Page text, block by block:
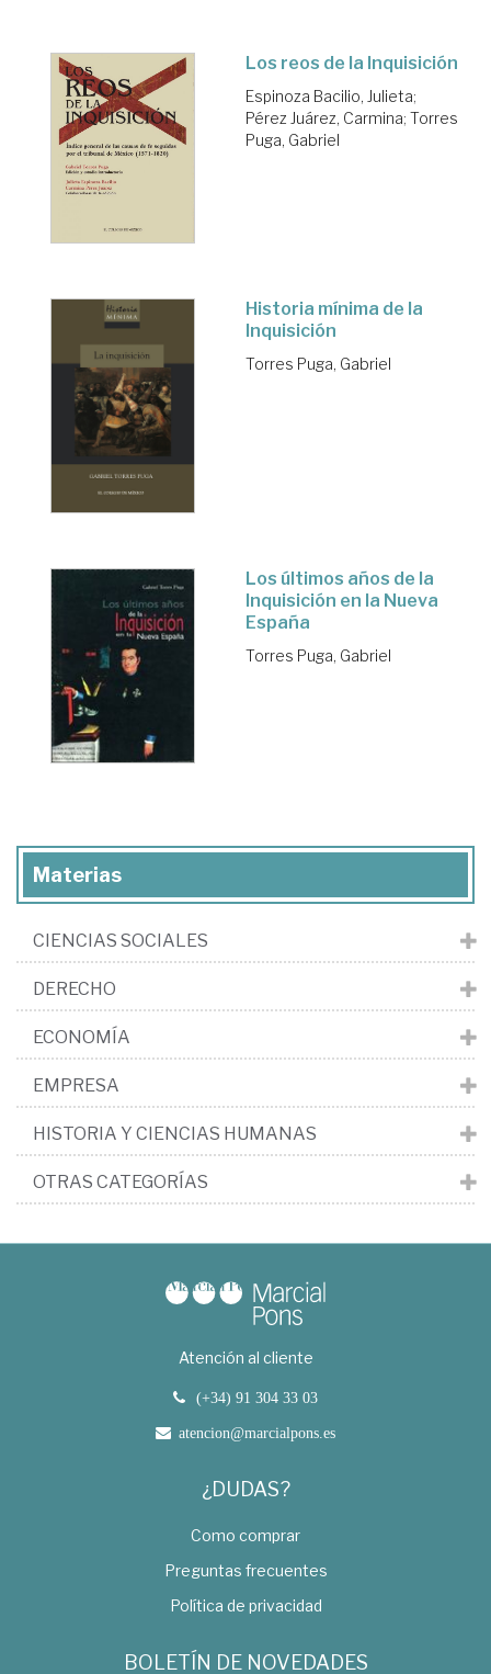
Los reos de la Inquisición
Espinoza Bacilio, Julieta;
Pérez Juárez, Carmina; Torres
Puga, Gabriel
Historia mínima de la
Inquisición
Torres Puga, Gabriel
Los últimos años de la
Inquisición en la Nueva
España
Torres Puga, Gabriel
Materias
CIENCIAS SOCIALES
DERECHO
ECONOMÍA
EMPRESA
HISTORIA Y CIENCIAS HUMANAS
OTRAS CATEGORÍAS
Atención al cliente
(+34) 91 304 33 03
atencion@marcialpons.es
¿DUDAS?
Como comprar
Preguntas frecuentes
Política de privacidad
BOLETÍN DE NOVEDADES